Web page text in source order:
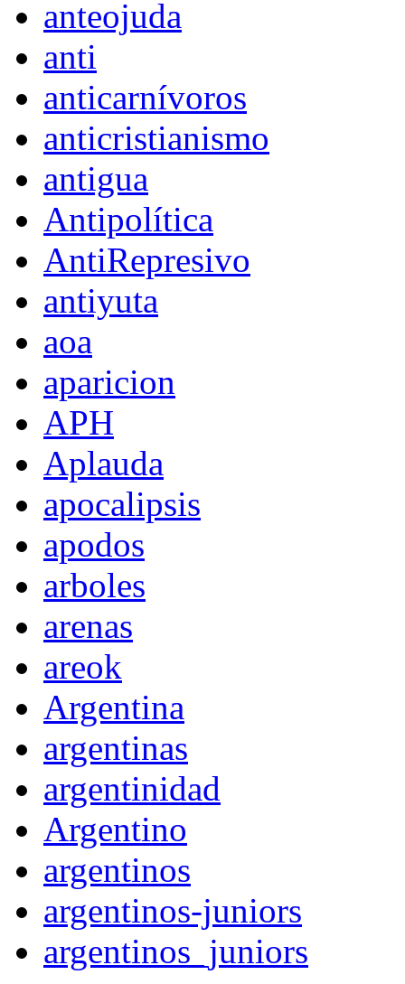
anteojuda
anti
anticarnívoros
anticristianismo
antigua
Antipolítica
AntiRepresivo
antiyuta
aoa
aparicion
APH
Aplauda
apocalipsis
apodos
arboles
arenas
areok
Argentina
argentinas
argentinidad
Argentino
argentinos
argentinos-juniors
argentinos_juniors